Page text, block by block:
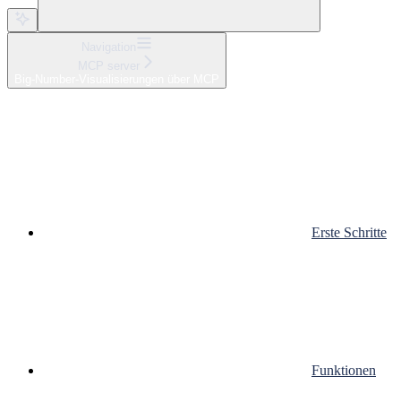
Erste Schritte
Funktionen